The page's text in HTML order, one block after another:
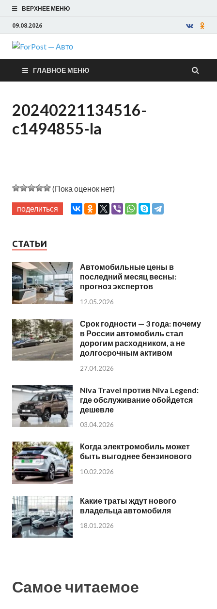
ВЕРХНЕЕ МЕНЮ
09.08.2026
ForPost —
Авто
ГЛАВНОЕ МЕНЮ
20240221134516-
c1494855-la
(Пока оценок нет)
поделиться
СТАТЬИ
Автомобильные цены в
последний месяц весны:
прогноз экспертов
12.05.2026
Срок годности — 3 года: почему
в России автомобиль стал
дорогим расходником, а не
долгосрочным активом
27.04.2026
Niva Travel против Niva Legend:
где обслуживание обойдется
дешевле
03.04.2026
Когда электромобиль может
быть выгоднее бензинового
10.02.2026
Какие траты ждут нового
владельца автомобиля
18.01.2026
Самое читаемое